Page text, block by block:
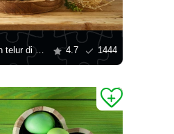
Karangan bunga dan telur di atas meja 4.7 1444